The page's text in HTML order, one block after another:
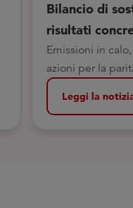
Bilancio di
risultati
Emissioni in
azioni per la
sempre più attiva
Leggi la